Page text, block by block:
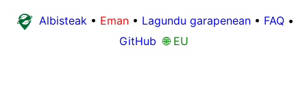
Albisteak • Eman • Lagundu garapenean • FAQ •
GitHub 🌐 EU